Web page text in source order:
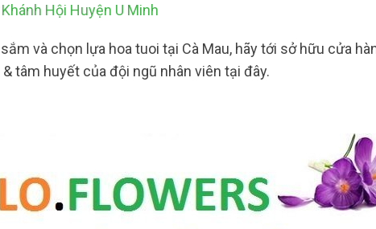
Hội Huyện U Minh
và chọn lựa hoa tuoi tại Cà Mau, hãy tới sở hữu cửa
tâm huyết của đội ngũ nhân viên tại đây.